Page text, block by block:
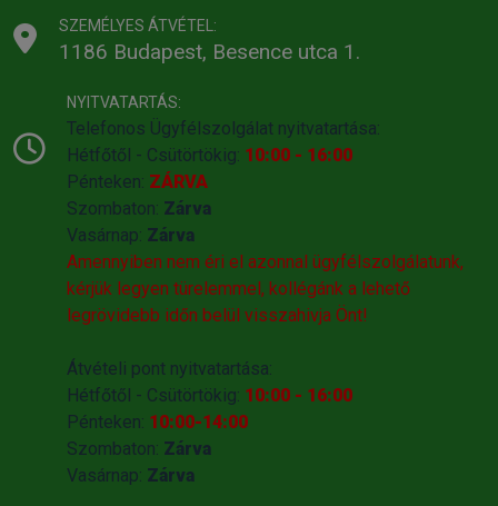
SZEMÉLYES ÁTVÉTEL:
1186 Budapest, Besence utca 1.
NYITVATARTÁS:
Telefonos Ügyfélszolgálat nyitvatartása:
Hétfőtől - Csütörtökig: 10:00 - 16:00
Pénteken: ZÁRVA
Szombaton: Zárva
Vasárnap: Zárva
Amennyiben nem éri el azonnal ügyfélszolgálatunk,
kérjük legyen türelemmel, kollégánk a lehető
legrövidebb időn belül visszahivja Önt!
Átvételi pont nyitvatartása:
Hétfőtől - Csütörtökig: 10:00 - 16:00
Pénteken: 10:00-14:00
Szombaton: Zárva
Vasárnap: Zárva